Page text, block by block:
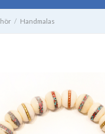
/ Handmalas